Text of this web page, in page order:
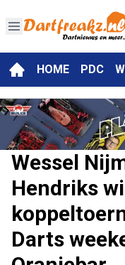
HOME PDC
Wessel
Hendriks
Darts